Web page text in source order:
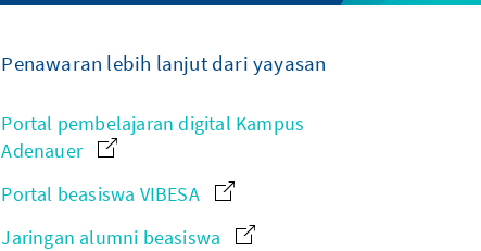
Penawaran lebih lanjut dari yayasan
Portal pembelajaran digital Kampus
Adenauer
Portal beasiswa VIBESA
Jaringan alumni beasiswa